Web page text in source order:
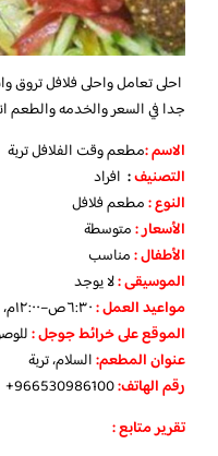
احلى تعامل واحلى فلافل تروق
جدا في السعر والخدمه والطعم
الاسم :مطعم وقت الفلافل تربة
التصنيف: افراد
النوع :مطعم فلافل
الأسعار:متوسطة
الأطفال:مناسب
الموسيقى :لا يوجد
مواعيد العمل :٦:٣٠ص–١٢:٠٠م، ٤:٠٠–١١:٠٠م
الموقع على خرائط جوجل:
عنوان المطعم:السلام، تربة
رقم الهاتف:
تقرير متابع :